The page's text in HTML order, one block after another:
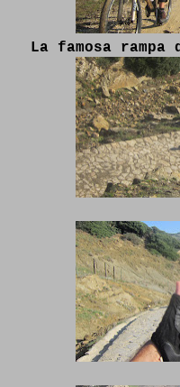
La famosa